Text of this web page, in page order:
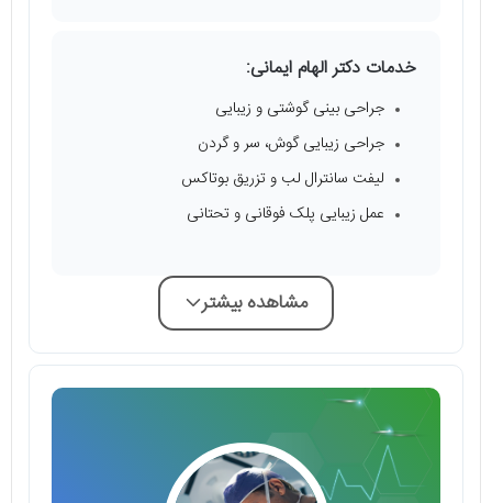
خدمات دکتر الهام ایمانی:
جراحی بینی گوشتی و زیبایی
جراحی زیبایی گوش، سر و گردن
لیفت سانترال لب و تزریق بوتاکس
عمل زیبایی پلک فوقانی و تحتانی
مشاهده بیشتر